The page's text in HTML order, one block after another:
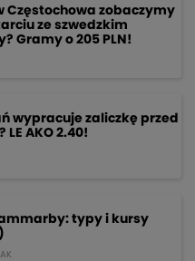
Częstochowa zobaczymy
ze szwedzkim
Gramy o 205 PLN!
wypracuje zaliczkę przed
LE AKO 2.40!
typy i kursy